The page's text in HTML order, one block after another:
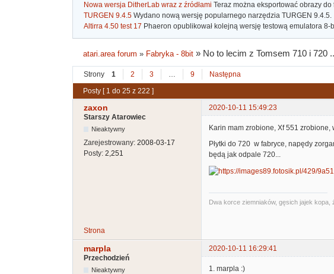
Nowa wersja DitherLab wraz z źródłami Teraz można eksportować obrazy
TURGEN 9.4.5 Wydano nową wersję popularnego narzędzia TURGEN 9.4.5.
Altirra 4.50 test 17 Phaeron opublikował kolejną wersję testową emulatora 8-
atari.area forum » Fabryka - 8bit » No to lecim z Tomsem 710 i 720
Strony 1 2 3 … 9
Następna
Posty [ 1 do 25 z 222 ]
zaxon
2020-10-11 15:49:23
Starszy Atarowiec
Nieaktywny
Zarejestrowany: 2008-03-17
Posty: 2,251
Karin mam zrobione, Xf 551 zrobione,
Płytki do 720 w fabryce, napędy
będą jak odpale 720...
Dwa korce ziemniaków, gęsich jajek kopa,
Strona
marpla
2020-10-11 16:29:41
Przechodzień
Nieaktywny 1. marpla :)